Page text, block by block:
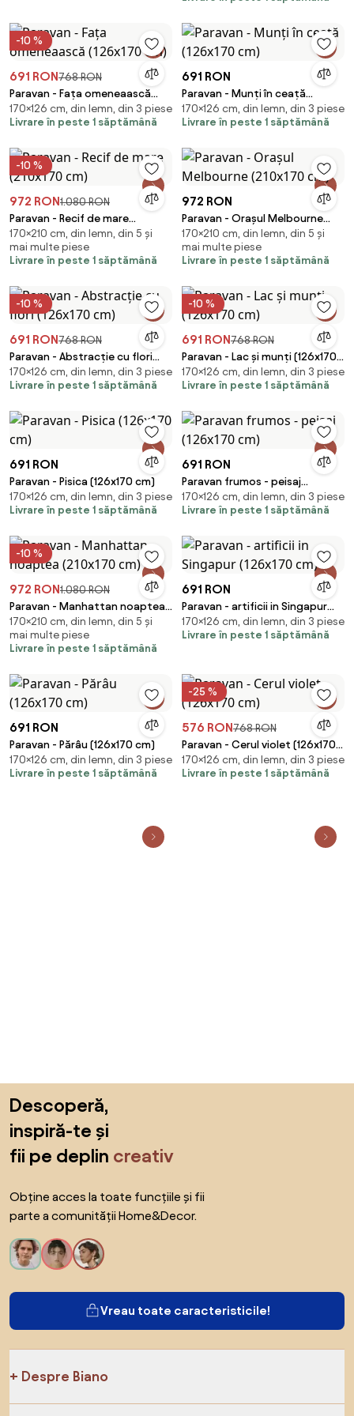
-10 %
691 RON768 RON
Paravan - Fața omeneaască
(126x170 cm)
170×126 cm, din lemn, din 3 piese
Livrare în peste 1 săptămână
691 RON
Paravan - Munți în ceață
(126x170 cm)
170×126 cm, din lemn, din 3 piese
Livrare în peste 1 săptămână
-10 %
972 RON1.080 RON
Paravan - Recif de mare
(210x170 cm)
170×210 cm, din lemn, din 5 și
mai multe piese
Livrare în peste 1 săptămână
972 RON
Paravan - Orașul Melbourne
(210x170 cm)
170×210 cm, din lemn, din 5 și
mai multe piese
Livrare în peste 1 săptămână
-10 %
691 RON768 RON
Paravan - Abstracție cu flori
(126x170 cm)
170×126 cm, din lemn, din 3 piese
Livrare în peste 1 săptămână
-10 %
691 RON768 RON
Paravan - Lac și munți (126x170
cm)
170×126 cm, din lemn, din 3 piese
Livrare în peste 1 săptămână
691 RON
Paravan - Pisica (126x170 cm)
170×126 cm, din lemn, din 3 piese
Livrare în peste 1 săptămână
691 RON
Paravan frumos - peisaj
(126x170 cm)
170×126 cm, din lemn, din 3 piese
Livrare în peste 1 săptămână
-10 %
972 RON1.080 RON
Paravan - Manhattan noaptea
(210x170 cm)
170×210 cm, din lemn, din 5 și
mai multe piese
Livrare în peste 1 săptămână
691 RON
Paravan - artificii in Singapur
(126x170 cm)
170×126 cm, din lemn, din 3 piese
Livrare în peste 1 săptămână
691 RON
Paravan - Părâu (126x170 cm)
170×126 cm, din lemn, din 3 piese
Livrare în peste 1 săptămână
-25 %
576 RON768 RON
Paravan - Cerul violet (126x170
cm)
170×126 cm, din lemn, din 3 piese
Livrare în peste 1 săptămână
Descoperă,
inspiră-te și
fii pe deplin creativ
Obține acces la toate funcțiile și fii
parte a comunității Home&Decor.
Vreau toate caracteristicile!
Despre Biano